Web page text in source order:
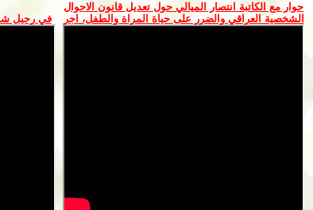
في رحيل
حوار مع الكاتبة انتصار الميالي حول تعديل قانون الاحوال
الشخصية العراقي والضرر على حياة المراة والطفل، اجر